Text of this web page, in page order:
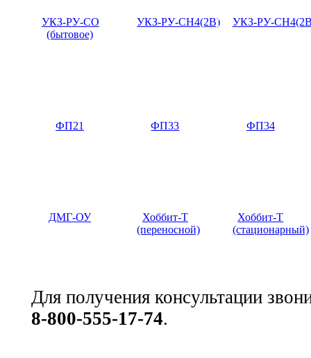
УКЗ-РУ-CO
(бытовое)
УКЗ-РУ-СН4(2В) УКЗ-РУ-
ФП21 ФП33 ФП34
ДМГ-ОУ
Хоббит-Т
(переносной)
Хоббит-Т
(стационарный)
Для получения консультации
8-800-555-17-74.